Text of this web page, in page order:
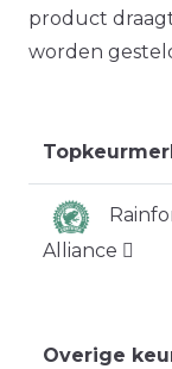
product
worden
Alliance
Overige